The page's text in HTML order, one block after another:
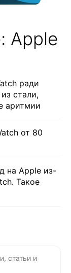
Apple
ради
стали,
аритмии
от 80
на Apple из-
Такое
статьи и